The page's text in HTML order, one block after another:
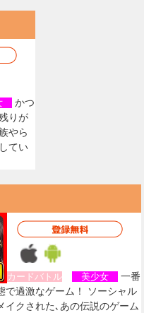
かつ
りが
やら
てい
カードバトル 美少女
一番
で過激なゲーム！ ソーシャル
イクされた､あの伝説のゲーム